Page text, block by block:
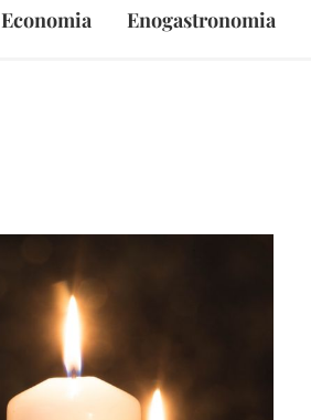
Economia Enogastronomia